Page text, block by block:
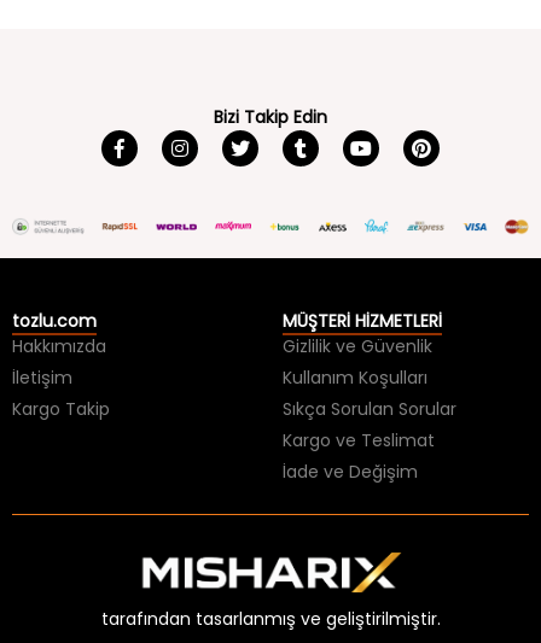
Hakkımızda
İletişim
Kargo Takip
Gizlilik ve Güvenlik
Kullanım Koşulları
Sıkça Sorulan Sorular
Kargo ve Teslimat
İade ve Değişim
tarafından tasarlanmış ve geliştirilmiştir.